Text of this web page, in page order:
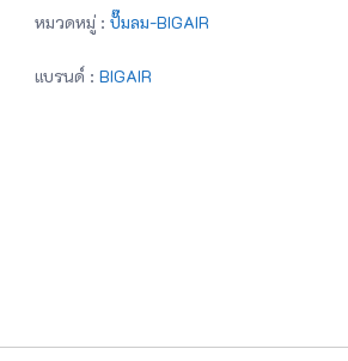
หมวดหมู่ : ปั๊มลม-BIGAIR
แบรนด์ : BIGAIR